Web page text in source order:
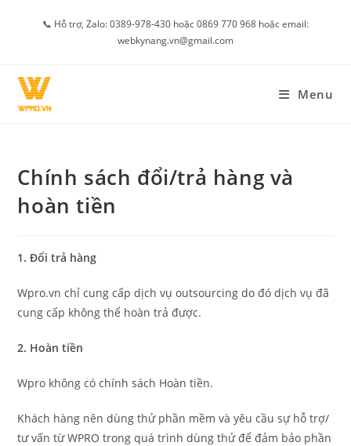
📞 Hỗ trợ, Zalo: 0389-978-430 hoặc 0869 770 968 hoặc email:
webkynang.vn@gmail.com
Menu
Chính sách đổi/trả hàng và
hoàn tiền
1. Đổi trả hàng
Wpro.vn chỉ cung cấp dịch vụ outsourcing do đó dịch vụ đã
cung cấp không thể hoàn trả được.
2. Hoàn tiền
Wpro không có chính sách Hoàn tiền.
Khách hàng nên dùng thử phần mềm và yêu cầu sự hỗ trợ/
tư vấn từ WPRO trong quá trình dùng thử để đảm bảo phần